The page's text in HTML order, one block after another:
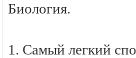
Биология.
1. Самый легкий